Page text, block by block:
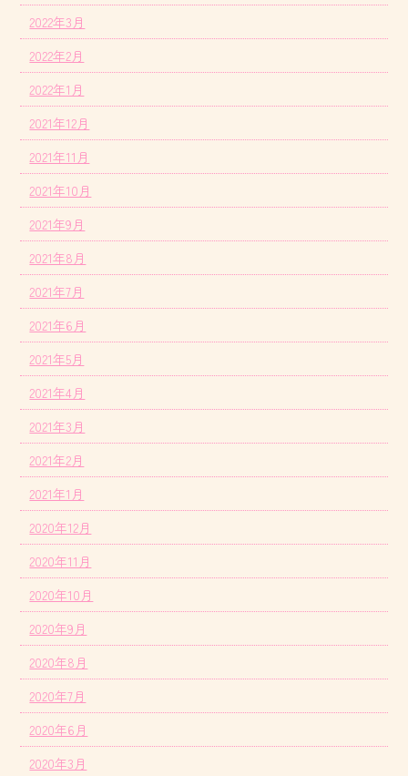
2022年3月
2022年2月
2022年1月
2021年12月
2021年11月
2021年10月
2021年9月
2021年8月
2021年7月
2021年6月
2021年5月
2021年4月
2021年3月
2021年2月
2021年1月
2020年12月
2020年11月
2020年10月
2020年9月
2020年8月
2020年7月
2020年6月
2020年3月